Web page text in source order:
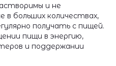
и не
в больших количествах,
получать с пищей.
пищи в энергию,
и поддержании